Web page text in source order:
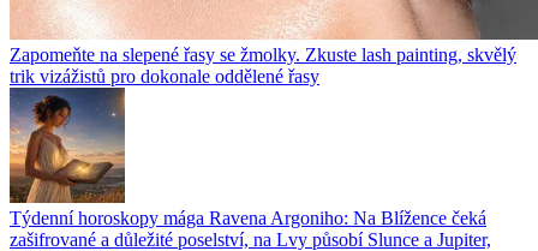
Zapomeňte na slepené řasy se žmolky. Zkuste lash painting, skvělý
trik vizážistů pro dokonale oddělené řasy
Týdenní horoskopy mága Ravena Argoniho: Na Blížence čeká
zašifrované a důležité poselství, na Lvy působí Slunce a Jupiter,